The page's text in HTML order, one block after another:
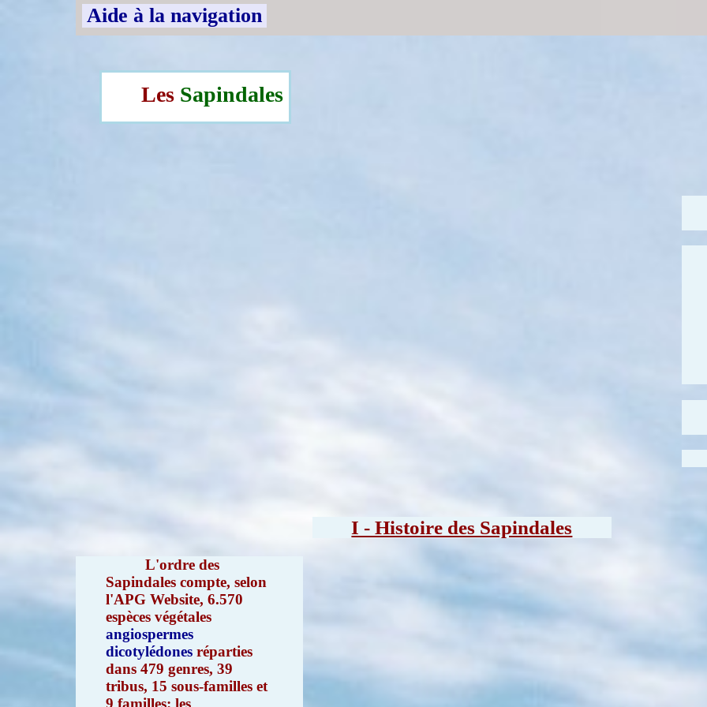
Aide à la navigation
Les Sapindales
I - Histoire des Sapindales
L'ordre des
Sapindales compte, selon
l'APG Website, 6.570
espèces végétales
angiospermes
dicotylédones réparties
dans 479 genres, 39
tribus, 15 sous-familles et
9 familles: les